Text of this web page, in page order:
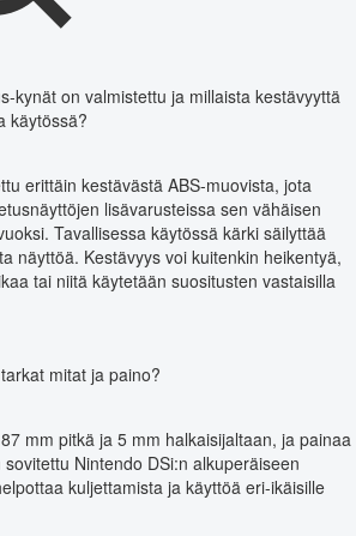
kynät on valmistettu ja millaista kestävyyttä
käytössä?
erittäin kestävästä ABS-muovista, jota
lisävarusteissa sen vähäisen
Tavallisessa käytössä kärki säilyttää
näyttöä. Kestävyys voi kuitenkin heikentyä,
tai niitä käytetään suositusten vastaisilla
mitat ja paino?
mm pitkä ja 5 mm halkaisijaltaan, ja painaa
Nintendo DSi:n alkuperäiseen
kuljettamista ja käyttöä eri-ikäisille